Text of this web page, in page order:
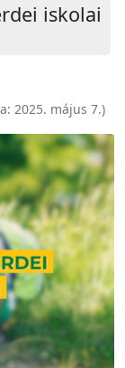
iskolai
2025. május 7.)